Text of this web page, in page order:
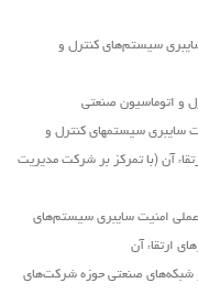
سیستم‌های کنترل و
و اتوماسیون صنعتی
عملی «امنیت سایبری سیستمهای کنترل و
آن (با تمرکز بر شرکت مدیریت
امنیت سایبری سیستم‌های
ارتقاء آن
شبکه‌های صنعتی حوزه شرکت‌های